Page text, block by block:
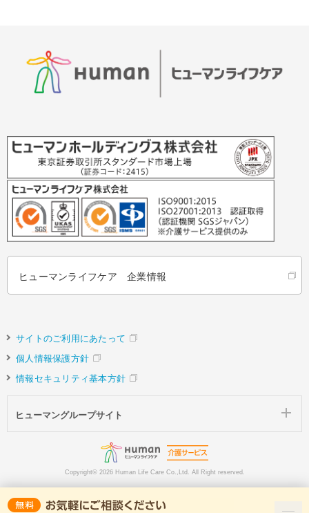
ヒューマンライフケア 企業情報
サイトのご利用にあたって
個人情報保護方針
情報セキュリティ基本方針
ヒューマングループサイト
Copyright© 2026 Human Life Care Co.,Ltd. All Right reserved.